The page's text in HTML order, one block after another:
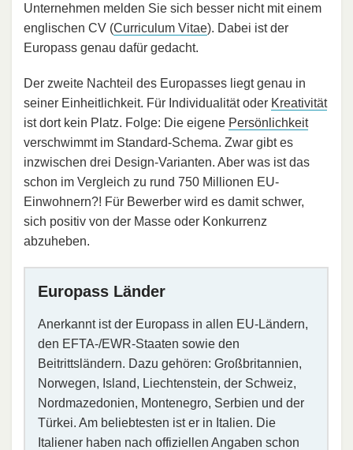
Unternehmen melden Sie sich besser nicht mit einem
englischen CV (Curriculum Vitae). Dabei ist der
Europass genau dafür gedacht.
Der zweite Nachteil des Europasses liegt genau in
seiner Einheitlichkeit. Für Individualität oder Kreativität
ist dort kein Platz. Folge: Die eigene Persönlichkeit
verschwimmt im Standard-Schema. Zwar gibt es
inzwischen drei Design-Varianten. Aber was ist das
schon im Vergleich zu rund 750 Millionen EU-
Einwohnern?! Für Bewerber wird es damit schwer,
sich positiv von der Masse oder Konkurrenz
abzuheben.
Europass Länder
Anerkannt ist der Europass in allen EU-Ländern,
den EFTA-/EWR-Staaten sowie den
Beitrittsländern. Dazu gehören: Großbritannien,
Norwegen, Island, Liechtenstein, der Schweiz,
Nordmazedonien, Montenegro, Serbien und der
Türkei. Am beliebtesten ist er in Italien. Die
Italiener haben nach offiziellen Angaben schon